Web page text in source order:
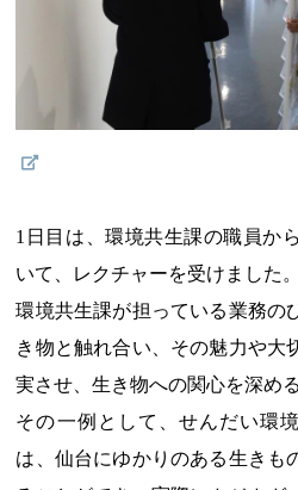
1日目は、環境共生課の職員か
いて、レクチャーを受けました。
環境共生課が担っている業務の
き物と触れ合い、その魅力や大
実させ、生き物への関心を深め
その一例として、せんだい環
は、仙台にゆかりのある生きも